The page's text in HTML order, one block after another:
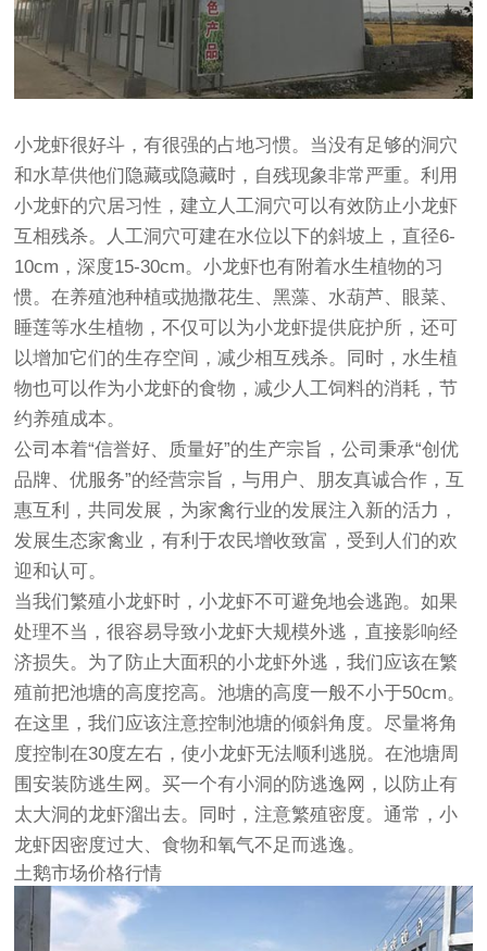
小龙虾很好斗，有很强的占地习惯。当没有足够的洞穴
和水草供他们隐藏或隐藏时，自残现象非常严重。利用
小龙虾的穴居习性，建立人工洞穴可以有效防止小龙虾
互相残杀。人工洞穴可建在水位以下的斜坡上，直径6-
10cm，深度15-30cm。小龙虾也有附着水生植物的习
惯。在养殖池种植或抛撒花生、黑藻、水葫芦、眼菜、
睡莲等水生植物，不仅可以为小龙虾提供庇护所，还可
以增加它们的生存空间，减少相互残杀。同时，水生植
物也可以作为小龙虾的食物，减少人工饲料的消耗，节
约养殖成本。
公司本着“信誉好、质量好”的生产宗旨，公司秉承“创优
品牌、优服务”的经营宗旨，与用户、朋友真诚合作，互
惠互利，共同发展，为家禽行业的发展注入新的活力，
发展生态家禽业，有利于农民增收致富，受到人们的欢
迎和认可。
当我们繁殖小龙虾时，小龙虾不可避免地会逃跑。如果
处理不当，很容易导致小龙虾大规模外逃，直接影响经
济损失。为了防止大面积的小龙虾外逃，我们应该在繁
殖前把池塘的高度挖高。池塘的高度一般不小于50cm。
在这里，我们应该注意控制池塘的倾斜角度。尽量将角
度控制在30度左右，使小龙虾无法顺利逃脱。在池塘周
围安装防逃生网。买一个有小洞的防逃逸网，以防止有
太大洞的龙虾溜出去。同时，注意繁殖密度。通常，小
龙虾因密度过大、食物和氧气不足而逃逸。
土鹅市场价格行情